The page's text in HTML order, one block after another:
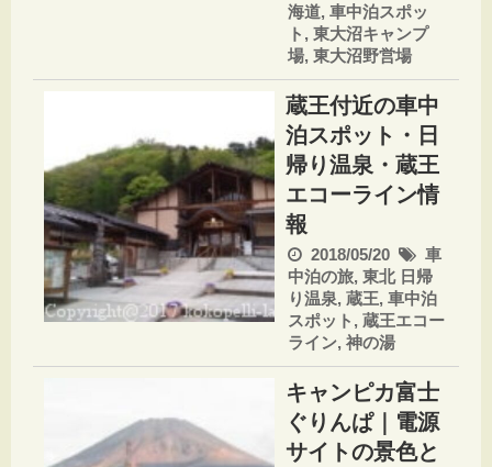
海道, 車中泊スポッ
ト , 東大沼キャンプ
場, 東大沼野営場
蔵王付近の車中
泊スポット・日
帰り温泉・蔵王
エコーライン情
報
2018/05/20
車
中泊の旅, 東北 日帰
り温泉, 蔵王, 車中泊
スポット , 蔵王エコー
ライン, 神の湯
キャンピカ富士
ぐりんぱ｜電源
サイトの景色と